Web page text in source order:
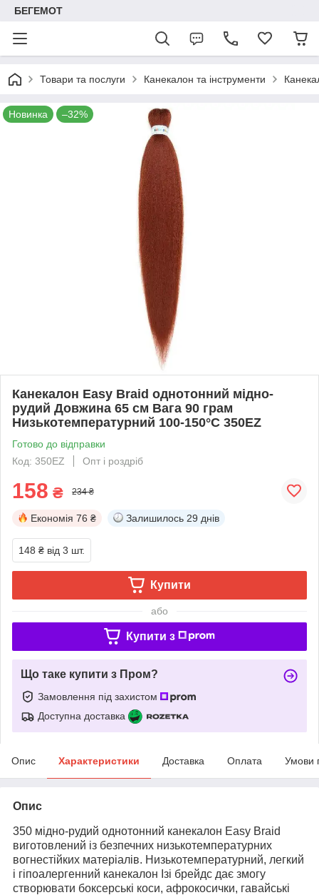
БЕГЕМОТ
Товари та послуги Канекалон та інструменти
Новинка –32%
Канекалон Easy Braid однотонний мідно-
рудий Довжина 65 см Вага 90 грам
Низькотемпературний 100-150°С 350EZ
Готово до відправки
Код: 350EZ
Опт і роздріб
158 ₴ 234 ₴
Економія 76 ₴ Залишилось 29 днів
148 ₴ від 3 шт.
Купити
або
Купити з
Що таке купити з Пром?
Замовлення під захистом
Доступна доставка
Опис Характеристики Доставка Оплата Умови
Опис
350 мідно-рудий однотонний канекалон Easy Braid
виготовлений із безпечних низькотемпературних
вогнестійких матеріалів. Низькотемпературний, легкий
і гіпоалергенний канекалон Ізі брейдс дає змогу
створювати боксерські коси, афрокосички, гавайські